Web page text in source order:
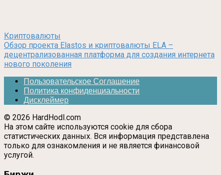
Криптовалюты
Обзор проекта Elastos и криптовалюты ELA –
децентрализованная платформа для создания интернета
нового поколения
Пользовательское Соглашение
Политика конфиденциальности
Дисклеймер
© 2026 HardHodl.com
На этом сайте используются cookie для сбора
статистических данных. Вся информация представлена
только для ознакомления и не является финансовой
услугой.